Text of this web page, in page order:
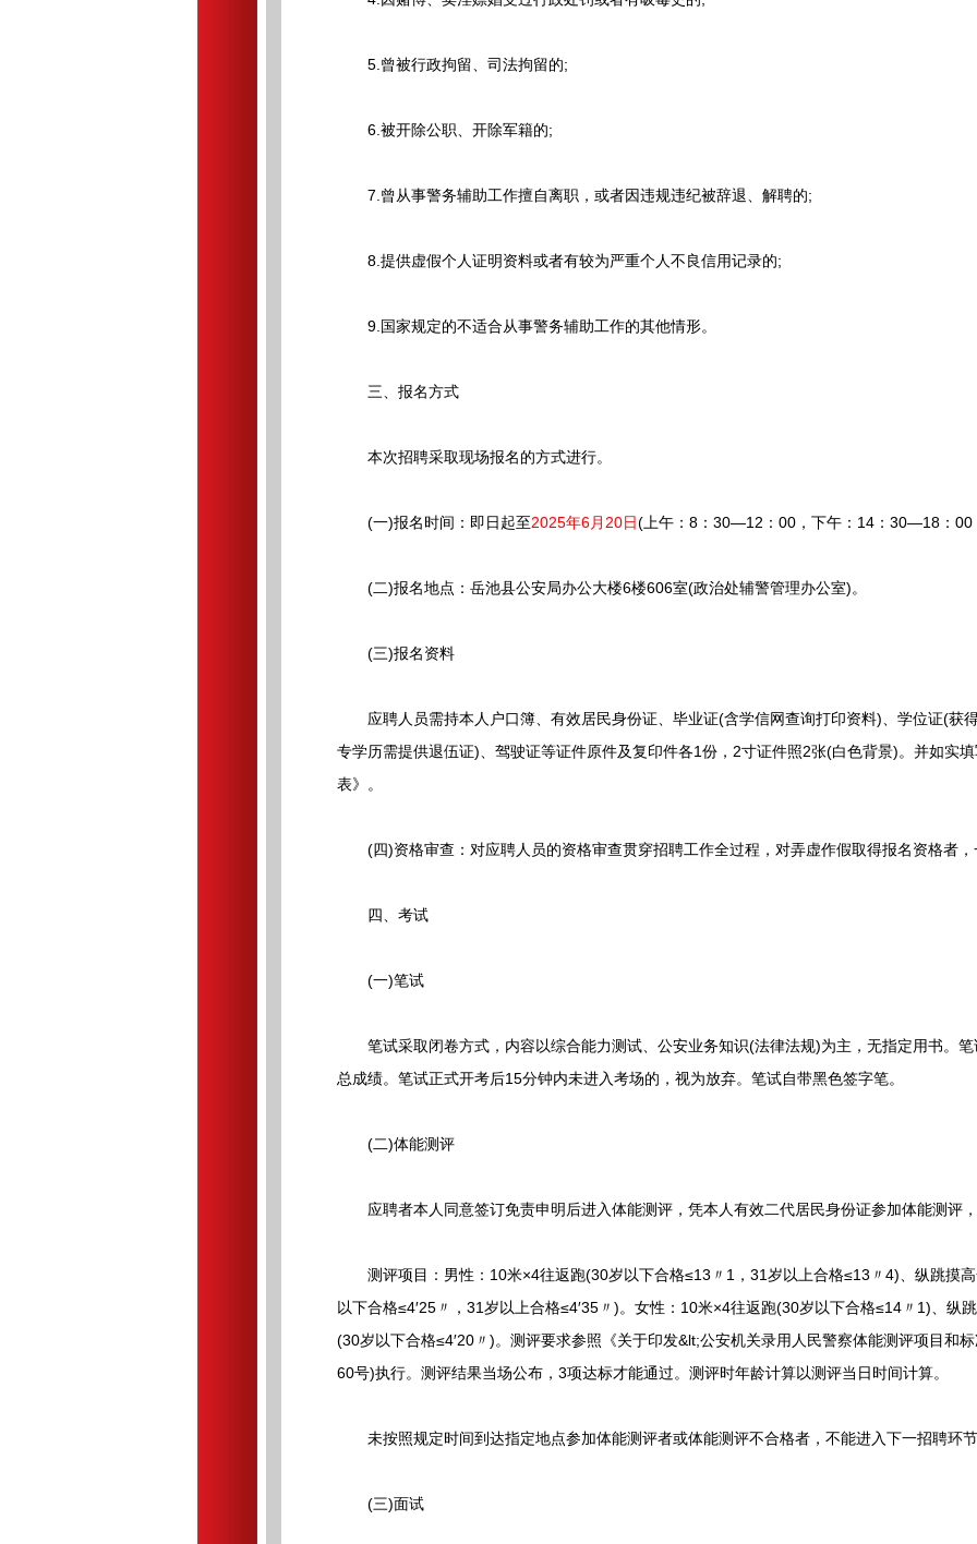
5.曾被行政拘留、司法拘留的;
6.被开除公职、开除军籍的;
7.曾从事警务辅助工作擅自离职，或者因违规违纪被辞退、解聘的;
8.提供虚假个人证明资料或者有较为严重个人不良信用记录的;
9.国家规定的不适合从事警务辅助工作的其他情形。
三、报名方式
本次招聘采取现场报名的方式进行。
(一)报名时间：即日起至2025年6月20日(上午：8：30—12：00，下午：14：30—18：00
(二)报名地点：岳池县公安局办公大楼6楼606室(政治处辅警管理办公室)。
(三)报名资料
应聘人员需持本人户口簿、有效居民身份证、毕业证(含学信网查询打印资料)、学位证(获
专学历需提供退伍证)、驾驶证等证件原件及复印件各1份，2寸证件照2张(白色背景)。并如实
表》。
(四)资格审查：对应聘人员的资格审查贯穿招聘工作全过程，对弄虚作假取得报名资格者，
四、考试
(一)笔试
笔试采取闭卷方式，内容以综合能力测试、公安业务知识(法律法规)为主，无指定用书。笔
总成绩。笔试正式开考后15分钟内未进入考场的，视为放弃。笔试自带黑色签字笔。
(二)体能测评
应聘者本人同意签订免责申明后进入体能测评，凭本人有效二代居民身份证参加体能测评
测评项目：男性：10米×4往返跑(30岁以下合格≤13〃1，31岁以上合格≤13〃4)、纵跳摸
以下合格≤4′25〃，31岁以上合格≤4′35〃)。女性：10米×4往返跑(30岁以下合格≤14〃1)、纵
(30岁以下合格≤4′20〃)。测评要求参照《关于印发&lt;公安机关录用人民警察体能测评项目和
60号)执行。测评结果当场公布，3项达标才能通过。测评时年龄计算以测评当日时间计算。
未按照规定时间到达指定地点参加体能测评者或体能测评不合格者，不能进入下一招聘环
(三)面试